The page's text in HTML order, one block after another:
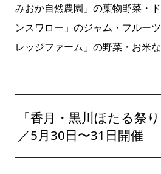
みおか自然農園」の葉物野菜・
ンスワロー」のジャム・フルー
レッジファーム」の野菜・お米な
「香月・黒川ほたる祭
／5月30日〜31日開催